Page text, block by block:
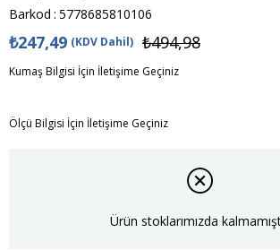
Barkod : 5778685810106
₺494,98
₺247,49 (KDV Dahil)
Kumaş Bilgisi İçin İletişime Geçiniz
Ölçü Bilgisi İçin İletişime Geçiniz
Ürün stoklarımızda